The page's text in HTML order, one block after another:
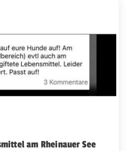
am Rheinauer See